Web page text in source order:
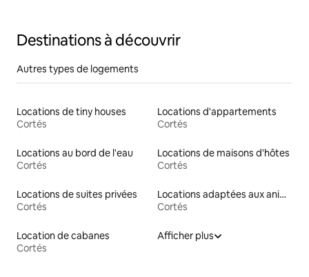
Destinations à découvrir
Autres types de logements
Locations de tiny houses
Cortés
Locations d'appartements
Cortés
Locations au bord de l'eau
Cortés
Locations de maisons d'hôtes
Cortés
Locations de suites privées
Cortés
Locations adaptées aux animaux
Cortés
Location de cabanes
Cortés
Afficher plus